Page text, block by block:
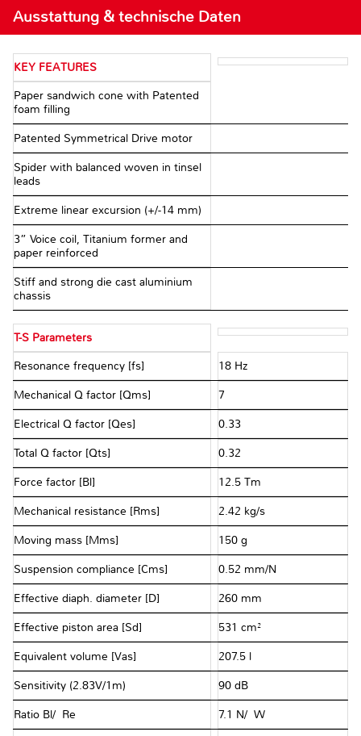
Ausstattung & technische Daten
KEY FEATURES
Paper sandwich cone with Patented
foam filling
Patented Symmetrical Drive motor
Spider with balanced woven in tinsel
leads
Extreme linear excursion (+/-14 mm)
3” Voice coil, Titanium former and
paper reinforced
Stiff and strong die cast aluminium
chassis
T-S Parameters
Resonance frequency [fs] 18 Hz
Mechanical Q factor [Qms] 7
Electrical Q factor [Qes] 0.33
Total Q factor [Qts] 0.32
Force factor [Bl] 12.5 Tm
Mechanical resistance [Rms] 2.42 kg/s
Moving mass [Mms] 150 g
Suspension compliance [Cms] 0.52 mm/N
Effective diaph. diameter [D] 260 mm
Effective piston area [Sd] 531 cm²
Equivalent volume [Vas] 207.5 l
Sensitivity (2.83V/1m) 90 dB
Ratio Bl/√Re 7.1 N/√W